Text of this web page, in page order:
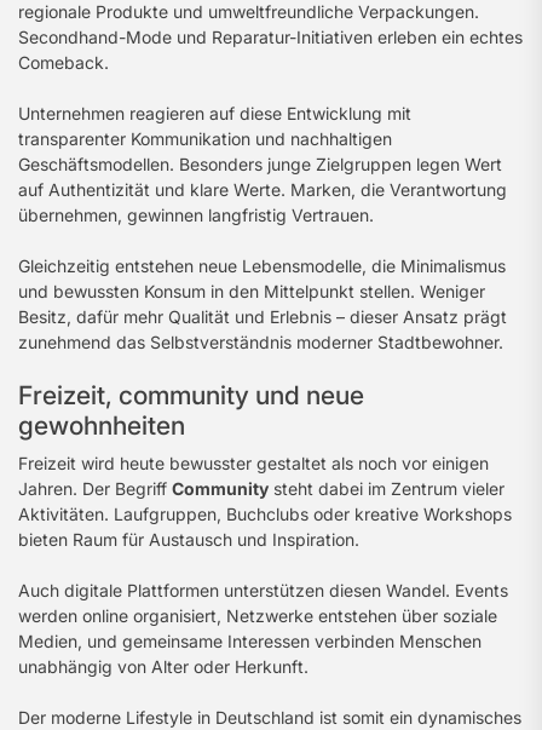
regionale Produkte und umweltfreundliche Verpackungen.
Secondhand-Mode und Reparatur-Initiativen erleben ein echtes
Comeback.
Unternehmen reagieren auf diese Entwicklung mit
transparenter Kommunikation und nachhaltigen
Geschäftsmodellen. Besonders junge Zielgruppen legen Wert
auf Authentizität und klare Werte. Marken, die Verantwortung
übernehmen, gewinnen langfristig Vertrauen.
Gleichzeitig entstehen neue Lebensmodelle, die Minimalismus
und bewussten Konsum in den Mittelpunkt stellen. Weniger
Besitz, dafür mehr Qualität und Erlebnis – dieser Ansatz prägt
zunehmend das Selbstverständnis moderner Stadtbewohner.
Freizeit, community und neue
gewohnheiten
Freizeit wird heute bewusster gestaltet als noch vor einigen
Jahren. Der Begriff Community steht dabei im Zentrum vieler
Aktivitäten. Laufgruppen, Buchclubs oder kreative Workshops
bieten Raum für Austausch und Inspiration.
Auch digitale Plattformen unterstützen diesen Wandel. Events
werden online organisiert, Netzwerke entstehen über soziale
Medien, und gemeinsame Interessen verbinden Menschen
unabhängig von Alter oder Herkunft.
Der moderne Lifestyle in Deutschland ist somit ein dynamisches